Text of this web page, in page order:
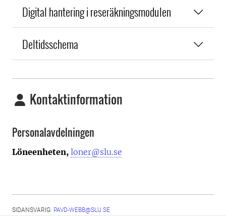
Digital hantering i reseräkningsmodulen
Deltidsschema
Kontaktinformation
Personalavdelningen
Löneenheten, loner@slu.se
SIDANSVARIG: PAVD-WEBB@SLU.SE